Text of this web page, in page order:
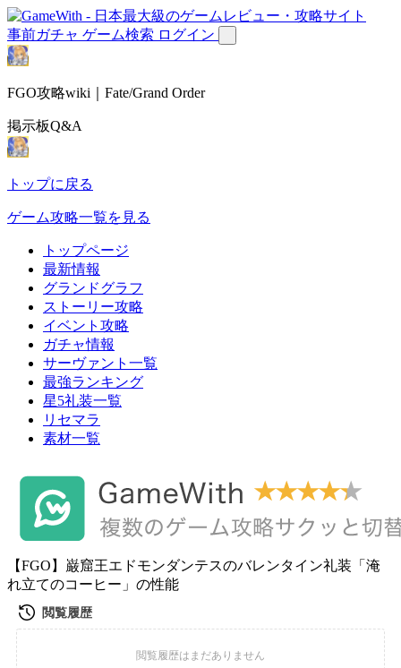
事前ガチャ ゲーム検索 ログイン
FGO攻略wiki｜Fate/Grand Order
掲示板Q&A
トップに戻る
ゲーム攻略一覧を見る
トップページ
最新情報
グランドグラフ
ストーリー攻略
イベント攻略
ガチャ情報
サーヴァント一覧
最強ランキング
星5礼装一覧
リセマラ
素材一覧
【FGO】巌窟王エドモンダンテスのバレンタイン礼装「淹
れ立てのコーヒー」の性能